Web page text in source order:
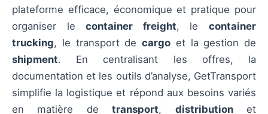
plateforme efficace, économique et pratique pour
organiser lecontainer freight, lecontainer
trucking, le transport de cargo et la gestion de
shipment. En centralisant les offres, la
documentation et les outils d’analyse, GetTransport
simplifie la logistique et répond aux besoins variés
en matière detransport, distributionet